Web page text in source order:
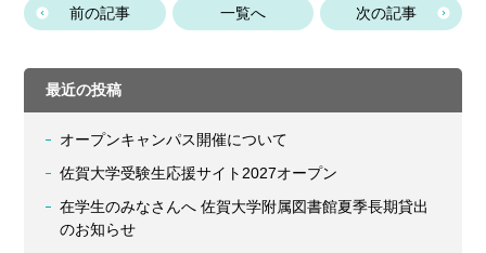
前の記事 一覧へ 次の記事
最近の投稿
オープンキャンパス開催について
佐賀大学受験生応援サイト2027オープン
在学生のみなさんへ 佐賀大学附属図書館夏季長期貸出
のお知らせ